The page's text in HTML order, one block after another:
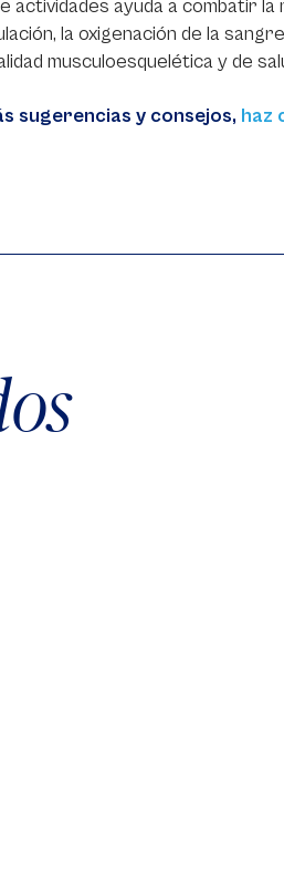
actividades ayuda a combatir
la oxigenación de la
musculoesquelética y de
sugerencias y consejos, haz